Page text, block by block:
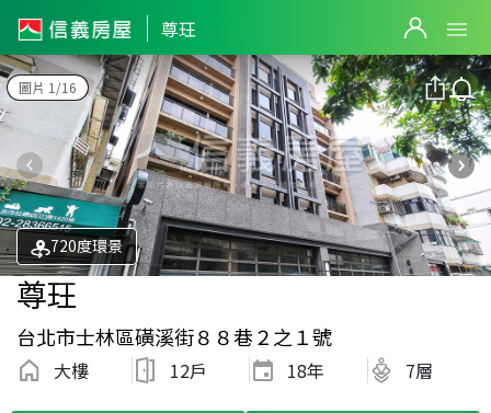
尊玨
圖片 1/16
720度環景
尊玨
台北市士林區磺溪街８８巷２之１號
大樓 12戶 18年 7層